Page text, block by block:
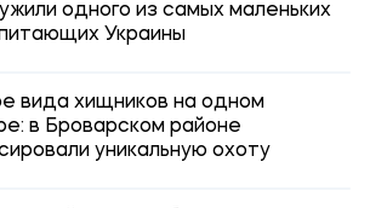
одного из самых маленьких
Украины
вида хищников на одном
в Броварском районе
уникальную охоту